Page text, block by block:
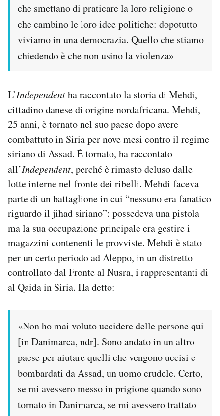
che smettano di praticare la loro religione o
che cambino le loro idee politiche: dopotutto
viviamo in una democrazia. Quello che stiamo
chiedendo è che non usino la violenza»
L’Independentha raccontato la storia di Mehdi,
cittadino danese di origine nordafricana. Mehdi,
25 anni, è tornato nel suo paese dopo avere
combattuto in Siria per nove mesi contro il regime
siriano di Assad. È tornato, ha raccontato
all’Independent, perché è rimasto deluso dalle
lotte interne nel fronte dei ribelli. Mehdi faceva
parte di un battaglione in cui “nessuno era fanatico
riguardo il jihad siriano”: possedeva una pistola
ma la sua occupazione principale era gestire i
magazzini contenenti le provviste. Mehdi è stato
per un certo periodo ad Aleppo, in un distretto
controllato dal Fronte al Nusra, i rappresentanti di
al Qaida in Siria. Ha detto:
«Non ho mai voluto uccidere delle persone qui
[in Danimarca, ndr]. Sono andato in un altro
paese per aiutare quelli che vengono uccisi e
bombardati da Assad, un uomo crudele. Certo,
se mi avessero messo in prigione quando sono
tornato in Danimarca, se mi avessero trattato